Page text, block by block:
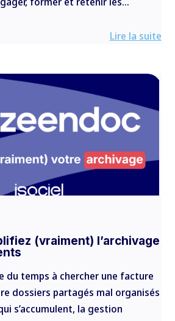
Lire la suite
(vraiment) l’archivage
du temps à chercher une facture
dossiers partagés mal organisés
s’accumulent, la gestion